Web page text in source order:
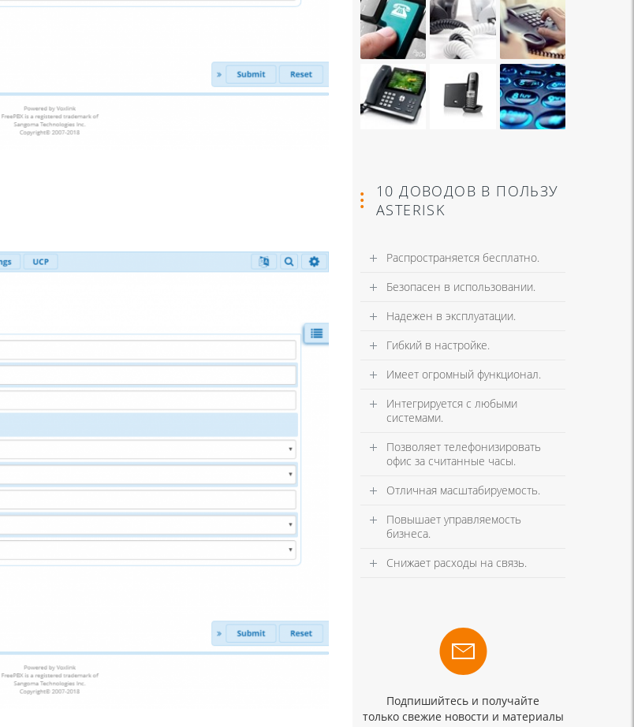
10 ДОВОДОВ В ПОЛЬЗУ
ASTERISK
Распространяется бесплатно.
Безопасен в использовании.
Надежен в эксплуатации.
Гибкий в настройке.
Имеет огромный функционал.
Интегрируется с любыми
системами.
Позволяет телефонизировать
офис за считанные часы.
Отличная масштабируемость.
Повышает управляемость
бизнеса.
Снижает расходы на связь.
Подпишийтесь и получайте
только свежие новости и материалы